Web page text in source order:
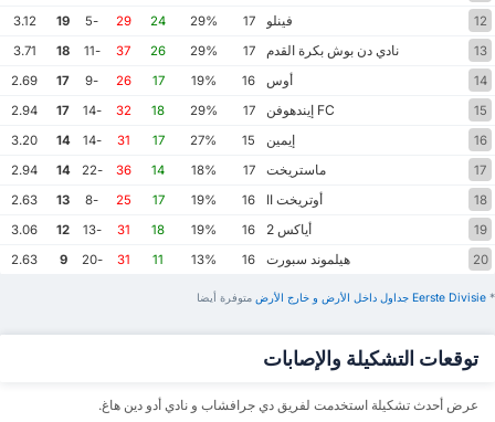
12
فينلو 17
29%
24
29
-5
19
3.12
13
نادي دن بوش بكرة القدم 17
29%
26
37
-11
18
3.71
14
أوس 16
19%
17
26
-9
17
2.69
15
17
29%
18
32
-14
17
2.94
16
إيمين 15
27%
17
31
-14
14
3.20
17
ماستريخت 17
18%
14
36
-22
14
2.94
18
أوتريخت II 16
19%
17
25
-8
13
2.63
19
أياكس 2 16
19%
18
31
-13
12
3.06
20
هيلموند سبورت 16
13%
11
31
-20
9
2.63
* Eerste Divisie ‏جداول داخل الأرض ‏و خارج الأرض ‏متوفرة أيضا
توقعات التشكيلة والإصابات
عرض أحدث تشكيلة استخدمت لفريق دي جرافشاب و نادي أدو دين هاغ.